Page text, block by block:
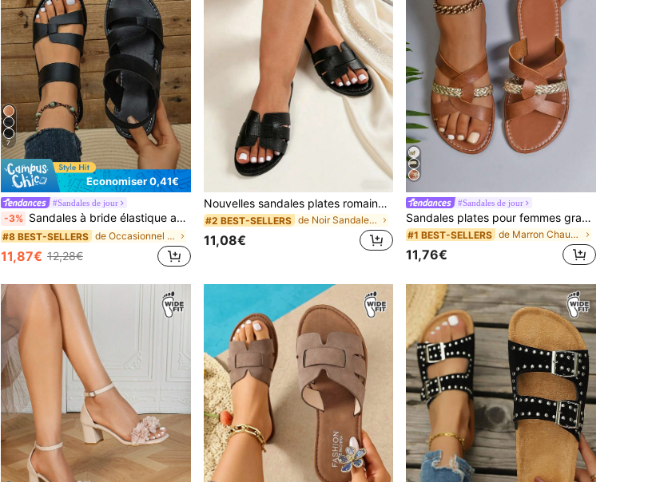
7
Économiser 0,41€
#Sandales de jour
-3% Sandales à bride élastique au dos pour femmes, coupe ample, boîte à orteils large pour pieds larges, sandales plates minimalistes polyvalentes pour plage et extérieur
#8 BEST-SELLERS de Occasionnel Sandales larges pour femmes
11,87€ 12,28€
Nouvelles sandales plates romaines à coupe large pour femmes grandes tailles pour vacances à la plage
#2 BEST-SELLERS de Noir Sandales larges pour femmes
11,08€
#Sandales de jour
Sandales plates pour femmes grandes tailles avec boîte à orteils large, sangles croisées tressées marron, sandales plates décontractées confortables et amples à enfiler pour la plage
#1 BEST-SELLERS de Marron Chaussures larges pour femmes
11,76€